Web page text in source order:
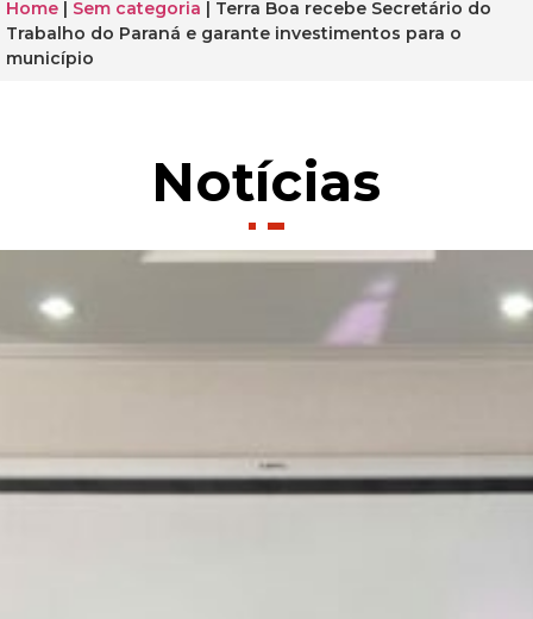
Home | Sem categoria | Terra Boa recebe Secretário do
Trabalho do Paraná e garante investimentos para o
município
Notícias